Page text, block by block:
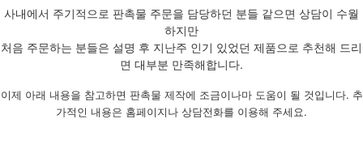
사내에서 주기적으로 판촉물 주문을 담당하던 분들 같으면 상담이 수월
하지만
처음 주문하는 분들은 설명 후 지난주 인기 있었던 제품으로 추천해 드리
면 대부분 만족해합니다.
이제 아래 내용을 참고하면 판촉물 제작에 조금이나마 도움이 될 것입니다. 추
가적인 내용은 홈페이지나 상담전화를 이용해 주세요.